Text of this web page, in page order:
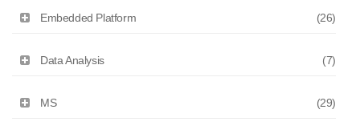
Embedded Platform (26)
Data Analysis (7)
MS (29)